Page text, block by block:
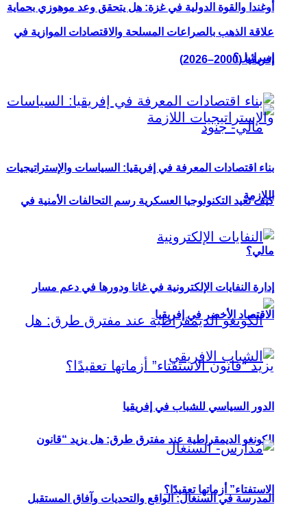
أوغندا والقوة الدولية في غزة: هل يتحقق وعد موهوزي بحماية
إسرائيل؟
كيف تعيد التكنولوجيا العسكرية رسم التحالفات الأمنية في
مالي؟
الكونغو الديمقراطية عند مفترق طرق: هل يزيد “قانون
الاستفتاء” أزماتها تعقيدًا؟
علاقة الذهب بالصراعات المسلحة والاقتصادات الموازية في
إفريقيا (2000–2026)
بناء اقتصادات المعرفة في إفريقيا: السياسات والإستراتيجيات
اللازمة
إدارة النفايات الإلكترونية في غانا ودورها في دعم مسار
الاقتصاد الأخضر في إفريقيا
الدور السياسي للشباب في إفريقيا
المدرسة في السنغال: الواقع والتحديات وآفاق المستقبل